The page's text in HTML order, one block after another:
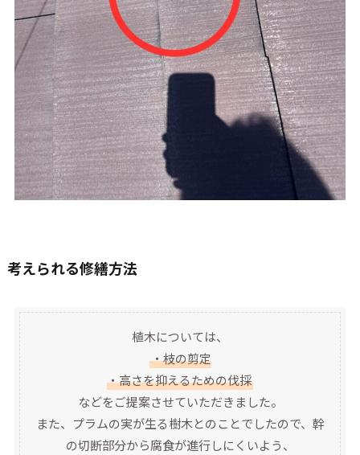
考えられる修繕方法
植木については、
・枝の剪定
・高さを抑えるための伐採
などをご提案させていただきました。
また、プラムの実が生る樹木とのことでしたので、幹
の切断部分から腐食が進行しにくいよう、